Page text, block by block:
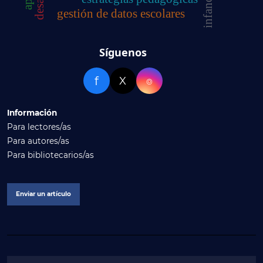
gestión de datos escolares
infancia
Síguenos
f X ⌾
Información
Para lectores/as
Para autores/as
Para bibliotecarios/as
Enviar un artículo